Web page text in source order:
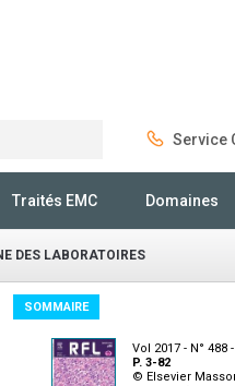
Service
Traités EMC Domaines
DES LABORATOIRES
SOMMAIRE
Vol 2017 - N° 488
P. 3-82
© Elsevier